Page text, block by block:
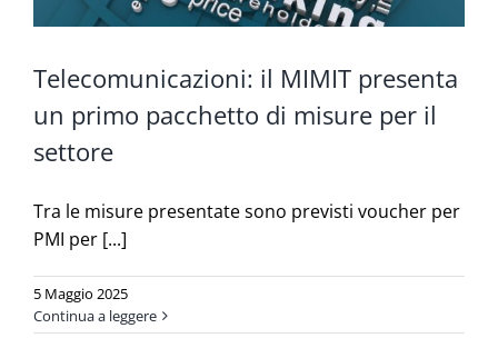
Telecomunicazioni: il MIMIT presenta
un primo pacchetto di misure per il
settore
Tra le misure presentate sono previsti voucher per
PMI per [...]
5 Maggio 2025
Continua a leggere